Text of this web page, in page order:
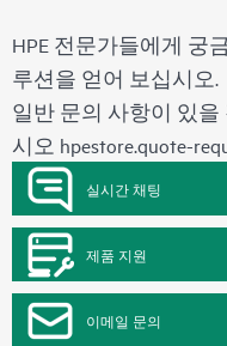
HPE 전문가들에게 궁
루션을 얻어 보십시오.
일반 문의 사항이 있
시오 hpestore.quote-
실시간 채팅
제품 지원
이메일 문의